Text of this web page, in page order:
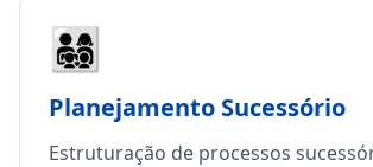
👨‍👩‍👧‍👦
Planejamento Sucessório
Estruturação de processos